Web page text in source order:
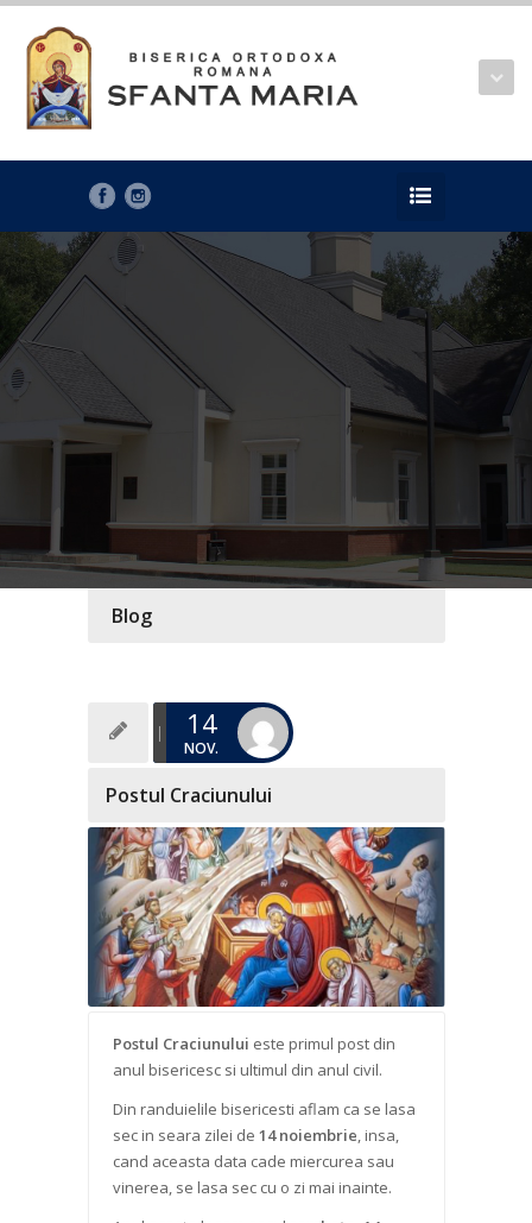
Blog
14
NOV.
Postul Craciunului
Postul Craciunului este primul post din
anul bisericesc si ultimul din anul civil.
Din randuielile bisericesti aflam ca se lasa
sec in seara zilei de 14 noiembrie, insa,
cand aceasta data cade miercurea sau
vinerea, se lasa sec cu o zi mai inainte.